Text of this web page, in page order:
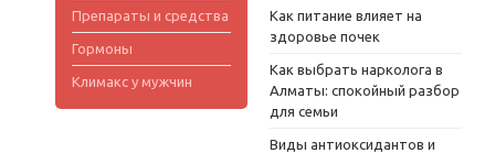
Препараты и средства
Гормоны
Климакс у мужчин
Как питание влияет на
здоровье почек
Как выбрать нарколога в
Алматы: спокойный разбор
для семьи
Виды антиоксидантов и